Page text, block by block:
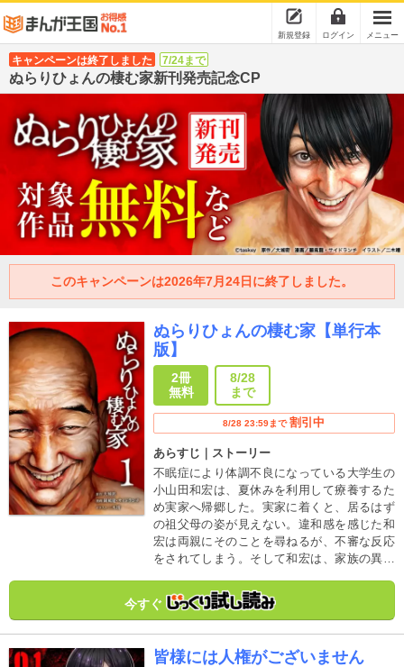
新規登録 ログイン メニュー
キャンペーンは終了しました 7/24まで
ぬらりひょんの棲む家新刊発売記念CP
このキャンペーンは2026年7月24日に終了しました。
ぬらりひょんの棲む家【単行本
版】
2冊
無料
8/28
まで
8/28 23:59まで 割引中
あらすじ｜ストーリー
不眠症により体調不良になっている大学生の
小山田和宏は、夏休みを利用して療養するた
め実家へ帰郷した。実家に着くと、居るはず
の祖父母の姿が見えない。違和感を感じた和
宏は両親にそのことを尋ねるが、不審な反応
をされてしまう。そして和宏は、家族の異変
スペンススリラーが、待望のコミカライズ
化！！
今すぐ
皆様には人権がございません